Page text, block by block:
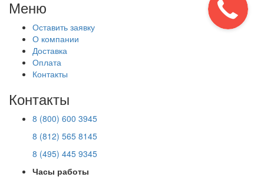
Меню
Оставить заявку
О компании
Доставка
Оплата
Контакты
Контакты
8 (800) 600 3945
8 (812) 565 8145
8 (495) 445 9345
Часы работы